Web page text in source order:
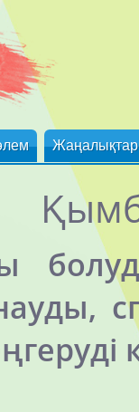
Жаңалықтар